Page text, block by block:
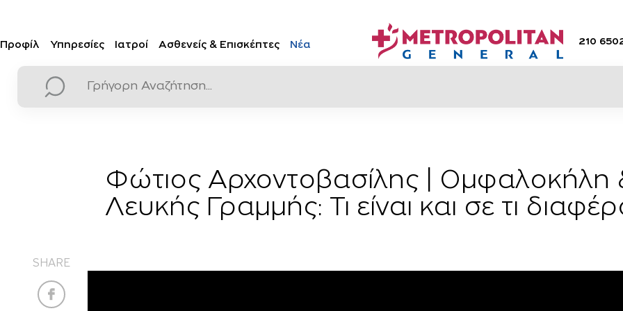
Προφίλ Υπηρεσίες Ιατροί Ασθενείς & Επισκέπτες Νέα 210
Φώτιος Αρχοντοβασίλης | Ομφαλοκήλη
Λευκής Γραμμής: Τι είναι και σε τι
SHARE